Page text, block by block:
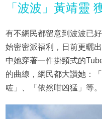
「波波」黃靖靈
有不網民都留意到波波已
始密密派福利，日前更曬
中她穿著一件掛頸式的
的曲線，網民都大讚她：
咗」、「依然咁凶猛」等。